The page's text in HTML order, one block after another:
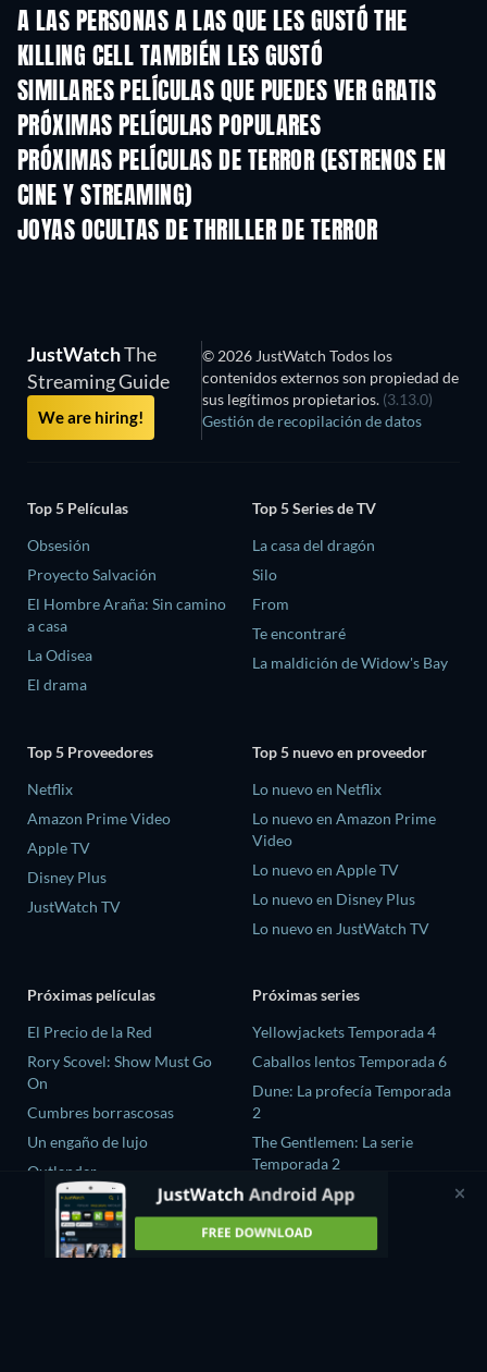
A LAS PERSONAS A LAS QUE LES GUSTÓ THE
KILLING CELL TAMBIÉN LES GUSTÓ
SIMILARES PELÍCULAS QUE PUEDES VER GRATIS
PRÓXIMAS PELÍCULAS POPULARES
PRÓXIMAS PELÍCULAS DE TERROR (ESTRENOS EN
CINE Y STREAMING)
JOYAS OCULTAS DE THRILLER DE TERROR
JustWatchThe
Streaming Guide
We are hiring!
© 2026 JustWatch Todos los
contenidos externos son propiedad de
sus legítimos propietarios. (3.13.0)
Gestión de recopilación de datos
Top 5 Películas
Obsesión
Proyecto Salvación
El Hombre Araña: Sin camino
a casa
La Odisea
El drama
Top 5 Series de TV
La casa del dragón
Silo
From
Te encontraré
La maldición de Widow's Bay
Top 5 Proveedores
Netflix
Amazon Prime Video
Apple TV
Disney Plus
JustWatch TV
Top 5 nuevo en proveedor
Lo nuevo en Netflix
Lo nuevo en Amazon Prime
Video
Lo nuevo en Apple TV
Lo nuevo en Disney Plus
Lo nuevo en JustWatch TV
Próximas películas
El Precio de la Red
Rory Scovel: Show Must Go
On
Cumbres borrascosas
Un engaño de lujo
Outlander
Próximas series
Yellowjackets Temporada 4
Caballos lentos Temporada 6
Dune: La profecía Temporada
2
The Gentlemen: La serie
Temporada 2
El amor es ciego: Reino Unido
Temporada 3